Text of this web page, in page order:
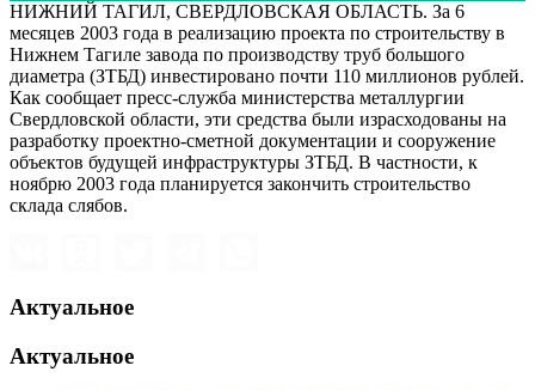
НИЖНИЙ ТАГИЛ, СВЕРДЛОВСКАЯ ОБЛАСТЬ. За 6
месяцев 2003 года в реализацию проекта по строительству в
Нижнем Тагиле завода по производству труб большого
диаметра (ЗТБД) инвестировано почти 110 миллионов рублей.
Как сообщает пресс-служба министерства металлургии
Свердловской области, эти средства были израсходованы на
разработку проектно-сметной документации и сооружение
объектов будущей инфраструктуры ЗТБД. В частности, к
ноябрю 2003 года планируется закончить строительство
склада слябов.
Актуальное
Актуальное